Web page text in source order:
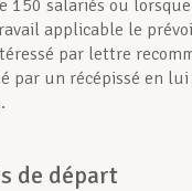
150 salariés ou
applicable le
par lettre
par un récépissé en lui
de départ